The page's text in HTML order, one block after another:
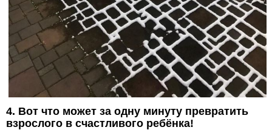
4. Вот что может за одну минуту превратить
взрослого в счастливого ребёнка!